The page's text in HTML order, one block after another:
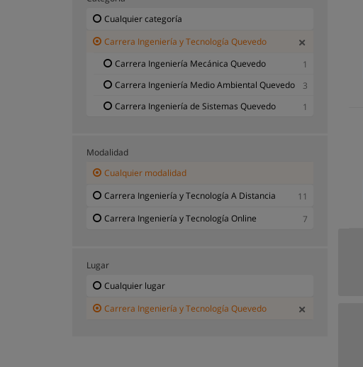
Cualquier categoría
Carrera Ingeniería y Tecnología Quevedo
Carrera Ingeniería Mecánica Quevedo
1
Carrera Ingeniería Medio Ambiental Quevedo
3
Carrera Ingeniería de Sistemas Quevedo
1
Modalidad
Cualquier modalidad
Carrera Ingeniería y Tecnología A Distancia
11
Carrera Ingeniería y Tecnología Online
7
Lugar
Cualquier lugar
Carrera Ingeniería y Tecnología Quevedo